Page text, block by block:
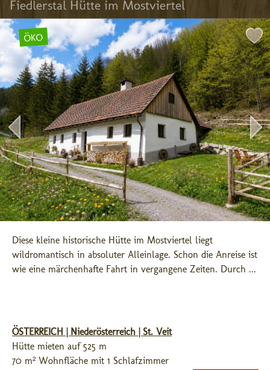
Fiedlerstal Hütte im Mostviertel
ÖKO
Diese kleine historische Hütte im Mostviertel liegt
wildromantisch in absoluter Alleinlage. Schon die Anreise ist
wie eine märchenhafte Fahrt in vergangene Zeiten. Durch ...
ÖSTERREICH | Niederösterreich | St. Veit
Hütte mieten auf 525 m
70 m² Wohnfläche mit 1 Schlafzimmer